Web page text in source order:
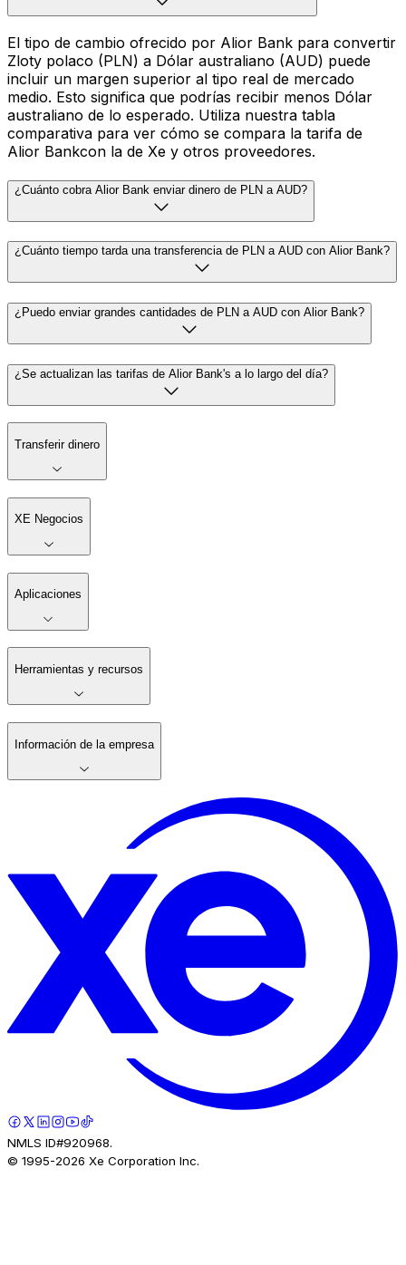
El tipo de cambio ofrecido por Alior Bank para convertir
Zloty polaco (PLN) a Dólar australiano (AUD) puede
incluir un margen superior al tipo real de mercado
medio. Esto significa que podrías recibir menos Dólar
australiano de lo esperado. Utiliza nuestra tabla
comparativa para ver cómo se compara la tarifa de
Alior Bankcon la de Xe y otros proveedores.
¿Cuánto cobra Alior Bank enviar dinero de PLN a AUD?
¿Cuánto tiempo tarda una transferencia de PLN a AUD con Alior Bank?
¿Puedo enviar grandes cantidades de PLN a AUD con Alior Bank?
¿Se actualizan las tarifas de Alior Bank's a lo largo del día?
Transferir dinero
XE Negocios
Aplicaciones
Herramientas y recursos
Información de la empresa
NMLS ID#920968.
© 1995-2026 Xe Corporation Inc.